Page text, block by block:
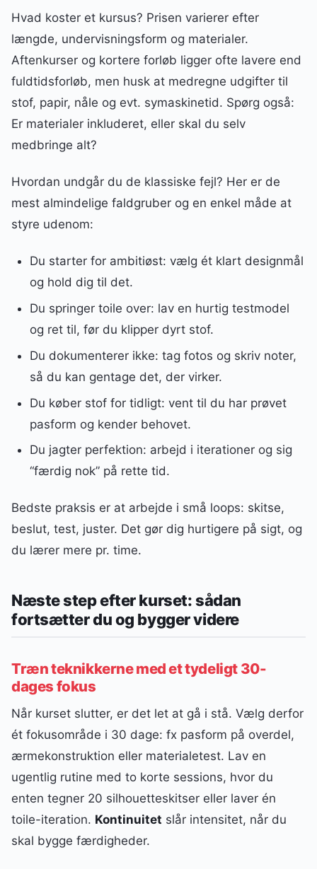
Hvad koster et kursus? Prisen varierer efter
længde, undervisningsform og materialer.
Aftenkurser og kortere forløb ligger ofte lavere end
fuldtidsforløb, men husk at medregne udgifter til
stof, papir, nåle og evt. symaskinetid. Spørg også:
Er materialer inkluderet, eller skal du selv
medbringe alt?
Hvordan undgår du de klassiske fejl? Her er de
mest almindelige faldgruber og en enkel måde at
styre udenom:
Du starter for ambitiøst: vælg ét klart designmål
og hold dig til det.
Du springer toile over: lav en hurtig testmodel
og ret til, før du klipper dyrt stof.
Du dokumenterer ikke: tag fotos og skriv noter,
så du kan gentage det, der virker.
Du køber stof for tidligt: vent til du har prøvet
pasform og kender behovet.
Du jagter perfektion: arbejd i iterationer og sig
“færdig nok” på rette tid.
Bedste praksis er at arbejde i små loops: skitse,
beslut, test, juster. Det gør dig hurtigere på sigt, og
du lærer mere pr. time.
Næste step efter kurset: sådan
fortsætter du og bygger videre
Træn teknikkerne med et tydeligt 30-
dages fokus
Når kurset slutter, er det let at gå i stå. Vælg derfor
ét fokusområde i 30 dage: fx pasform på overdel,
ærmekonstruktion eller materialetest. Lav en
ugentlig rutine med to korte sessions, hvor du
enten tegner 20 silhouetteskitser eller laver én
toile-iteration. Kontinuitet slår intensitet, når du
skal bygge færdigheder.